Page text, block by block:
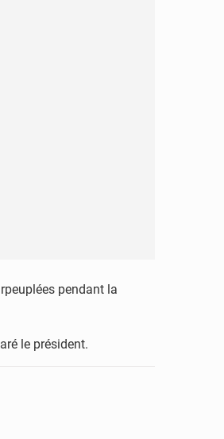
pendant la
le président.